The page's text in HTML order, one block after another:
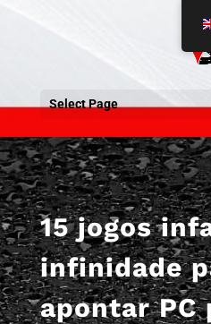
Select Page
15 jogos
infinidade
apontar PC